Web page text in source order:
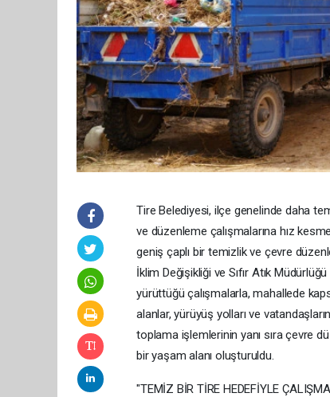
Tire Belediyesi, ilçe genelinde daha
ve düzenleme çalışmalarına hız
geniş çaplı bir temizlik ve çevre
İklim Değişikliği ve Sıfır Atık
yürüttüğü çalışmalarla, mahallede
alanlar, yürüyüş yolları ve
toplama işlemlerinin yanı sıra çevre
bir yaşam alanı oluşturuldu.
"TEMİZ BİR TİRE HEDEFİYLE